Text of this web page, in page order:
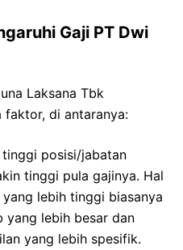
Gaji PT Dwi
Laksana Tbk
di antaranya:
tinggi posisi/jabatan
tinggi pula gajinya. Hal
lebih tinggi biasanya
yang lebih besar dan
yang lebih spesifik.